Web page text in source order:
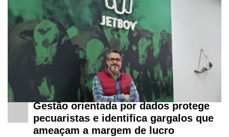
Gestão orientada por dados protege
pecuaristas e identifica gargalos que
ameaçam a margem de lucro